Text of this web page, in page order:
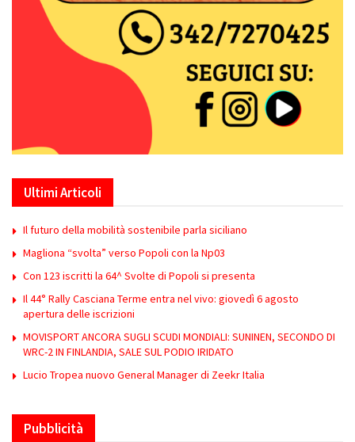
Ultimi Articoli
Il futuro della mobilità sostenibile parla siciliano
Magliona “svolta” verso Popoli con la Np03
Con 123 iscritti la 64^ Svolte di Popoli si presenta
Il 44° Rally Casciana Terme entra nel vivo: giovedì 6 agosto
apertura delle iscrizioni
MOVISPORT ANCORA SUGLI SCUDI MONDIALI: SUNINEN, SECONDO DI
WRC-2 IN FINLANDIA, SALE SUL PODIO IRIDATO
Lucio Tropea nuovo General Manager di Zeekr Italia
Pubblicità